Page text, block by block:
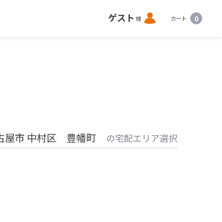
ゲスト 様 ロ
グ
カート 0
市 中村区 豊幡町 の宅配エリア選択